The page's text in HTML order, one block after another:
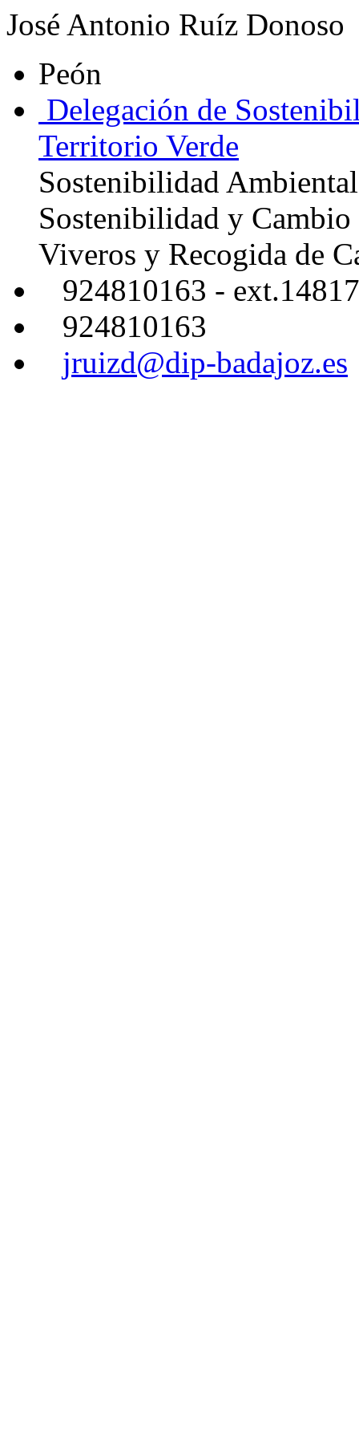
José Antonio Ruíz Donoso
Peón
Delegación de
Territorio Verde
Sostenibilidad
Sostenibilidad y
Viveros y Recogida de
924810163 - ext.14817
924810163
jruizd@dip-badajoz.es